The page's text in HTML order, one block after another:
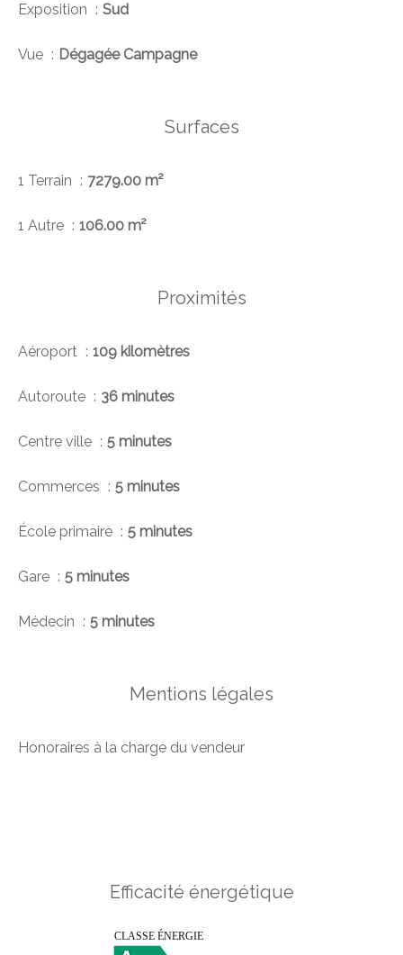
Exposition Sud
Vue Dégagée Campagne
Surfaces
1 Terrain 7279.00 m²
1 Autre 106.00 m²
Proximités
Aéroport 109 kilomètres
Autoroute 36 minutes
Centre ville 5 minutes
Commerces 5 minutes
École primaire 5 minutes
Gare 5 minutes
Médecin 5 minutes
Mentions légales
Honoraires à la charge du vendeur
Efficacité énergétique